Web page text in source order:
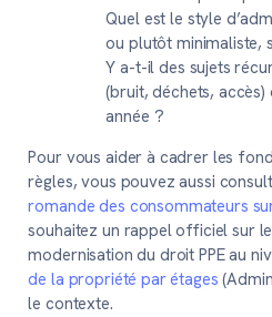
Quel est le style
ou plutôt minimaliste,
Y a-t-il des sujets
(bruit, déchets,
année ?
Pour vous aider à cadrer les
règles, vous pouvez aussi
romande des consommateurs
souhaitez un rappel officiel sur
modernisation du droit PPE au
de la propriété par étages
le contexte.